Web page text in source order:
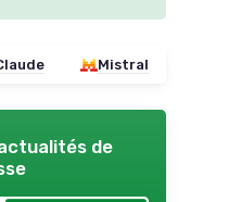
Mistral
de